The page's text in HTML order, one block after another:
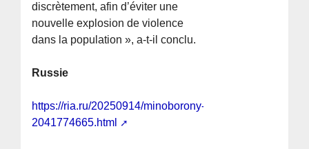
discrètement, afin d’éviter une
nouvelle explosion de violence
dans la population », a-t-il conclu.
Russie
https://ria.ru/20250914/minoborony-
2041774665.html